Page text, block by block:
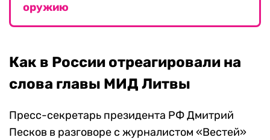
оружию
Как в России отреагировали на
слова главы МИД Литвы
Пресс-секретарь президента РФ Дмитрий
Песков в разговоре с журналистом «Вестей»